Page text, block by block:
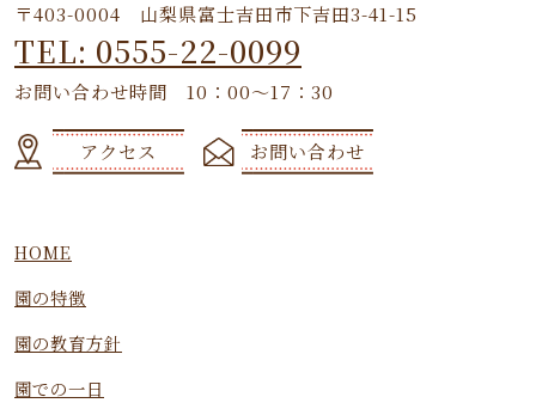
〒403-0004 山梨県富士吉田市下吉田3-41-15
TEL: 0555-22-0099
お問い合わせ時間 10：00～17：30
アクセス お問い合わせ
HOME
園の特徴
園の教育方針
園での一日